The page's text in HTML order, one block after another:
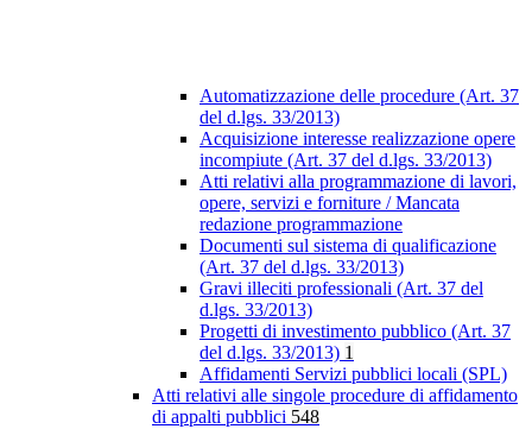
Automatizzazione delle procedure (Art. 37
del d.lgs. 33/2013)
Acquisizione interesse realizzazione opere
incompiute (Art. 37 del d.lgs. 33/2013)
Atti relativi alla programmazione di lavori,
opere, servizi e forniture / Mancata
redazione programmazione
Documenti sul sistema di qualificazione
(Art. 37 del d.lgs. 33/2013)
Gravi illeciti professionali (Art. 37 del
d.lgs. 33/2013)
Progetti di investimento pubblico (Art. 37
del d.lgs. 33/2013) 1
Affidamenti Servizi pubblici locali (SPL)
Atti relativi alle singole procedure di affidamento
di appalti pubblici 548